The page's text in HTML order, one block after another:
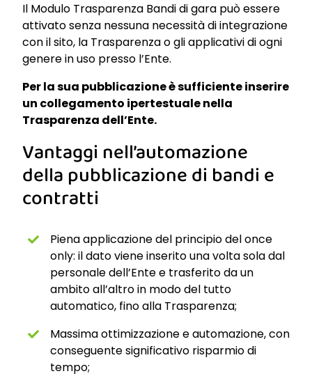
Il Modulo Trasparenza Bandi di gara può essere
attivato senza nessuna necessità di integrazione
con il sito, la Trasparenza o gli applicativi di ogni
genere in uso presso l’Ente.
Per la sua pubblicazione è sufficiente inserire
un collegamento ipertestuale nella
Trasparenza dell’Ente.
Vantaggi nell’automazione
della pubblicazione di bandi e
contratti
Piena applicazione del principio del once
only: il dato viene inserito una volta sola dal
personale dell’Ente e trasferito da un
ambito all’altro in modo del tutto
automatico, fino alla Trasparenza;
Massima ottimizzazione e automazione, con
conseguente significativo risparmio di
tempo;